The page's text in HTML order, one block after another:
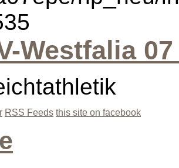
Westfalia
RSS Feeds this site on facebook